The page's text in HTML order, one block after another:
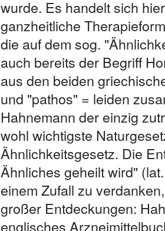
wurde. Es handelt sich
ganzheitliche
die auf dem sog.
auch bereits der Begriff
aus den beiden
und "pathos" = leiden
Hahnemann der einzig
wohl wichtigste
Ähnlichkeitsgesetz. Die
Ähnliches geheilt wird"
einem Zufall zu
großer Entdeckungen:
englisches